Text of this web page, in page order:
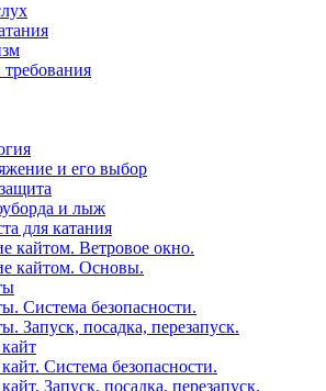
и его выбор
и лыж
для катания
кайтом. Ветровое окно.
кайтом. Основы.
Система безопасности.
Запуск, посадка, перезапуск.
Система безопасности.
Запуск, посадка, перезапуск.